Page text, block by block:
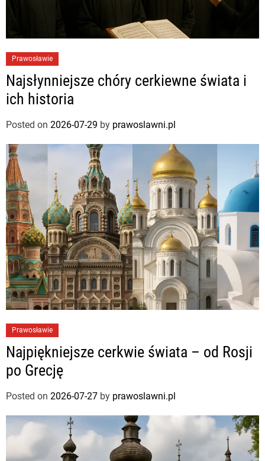
Prawosławie
Najsłynniejsze chóry cerkiewne świata i
ich historia
Posted on 2026-07-29 by prawoslawni.pl
Prawosławie
Najpiękniejsze cerkwie świata – od Rosji
po Grecję
Posted on 2026-07-27 by prawoslawni.pl